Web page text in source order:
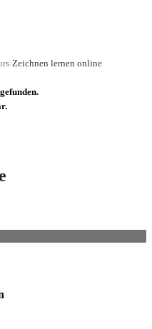
›Zeichnen lernen online